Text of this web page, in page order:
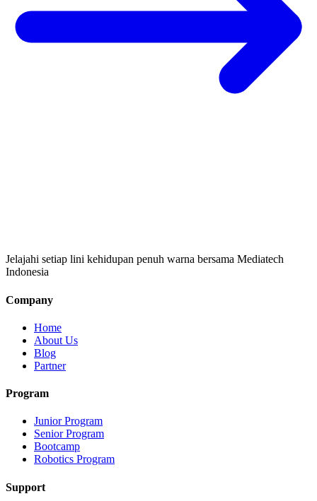
Jelajahi setiap lini kehidupan penuh warna bersama Mediatech
Indonesia
Company
Home
About Us
Blog
Partner
Program
Junior Program
Senior Program
Bootcamp
Robotics Program
Support